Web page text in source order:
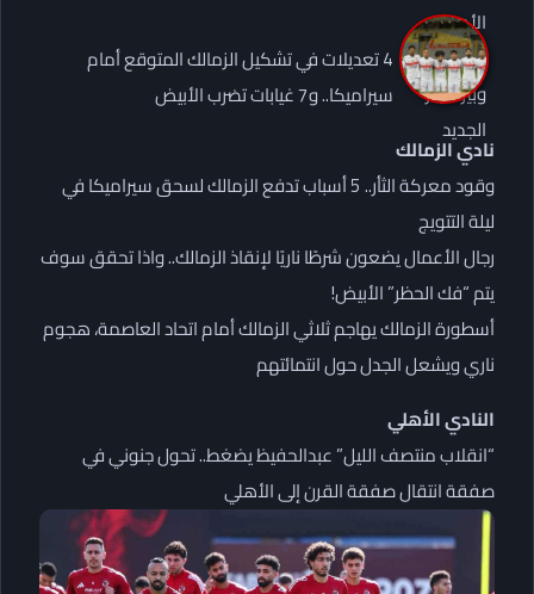
4 تعديلات في تشكيل الزمالك المتوقع أمام
سيراميكا.. و7 غيابات تضرب الأبيض
نادي الزمالك
وقود معركة الثأر.. 5 أسباب تدفع الزمالك لسحق سيراميكا في
ليلة التتويج
رجال الأعمال يضعون شرطًا ناريًا لإنقاذ الزمالك.. واذا تحقق سوف
يتم “فك الحظر” الأبيض!
أسطورة الزمالك يهاجم ثلاثي الزمالك أمام اتحاد العاصمة، هجوم
ناري ويشعل الجدل حول انتمائتهم
النادي الأهلي
“انقلاب منتصف الليل” عبدالحفيظ يضغط.. تحول جنوني في
صفقة انتقال صفقة القرن إلى الأهلي